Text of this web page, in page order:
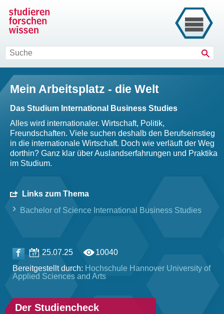
Mein Arbeitsplatz - die Welt
Das Studium International Business Studies
Alles wird internationaler. Wirtschaft, Politik,
Freundschaften. Viele suchen deshalb den Berufseinstieg
in die internationale Wirtschaft. Doch wie verläuft der Weg
dorthin? Ganz klar über Auslandserfahrungen und Praktika
im Studium.
Links zum Thema
Bachelor of Science International Business Studies
25.07.25
10040
Bereitgestellt durch: Hochschule ­Hannover University of
Applied Sciences and Arts
Der Studiencheck